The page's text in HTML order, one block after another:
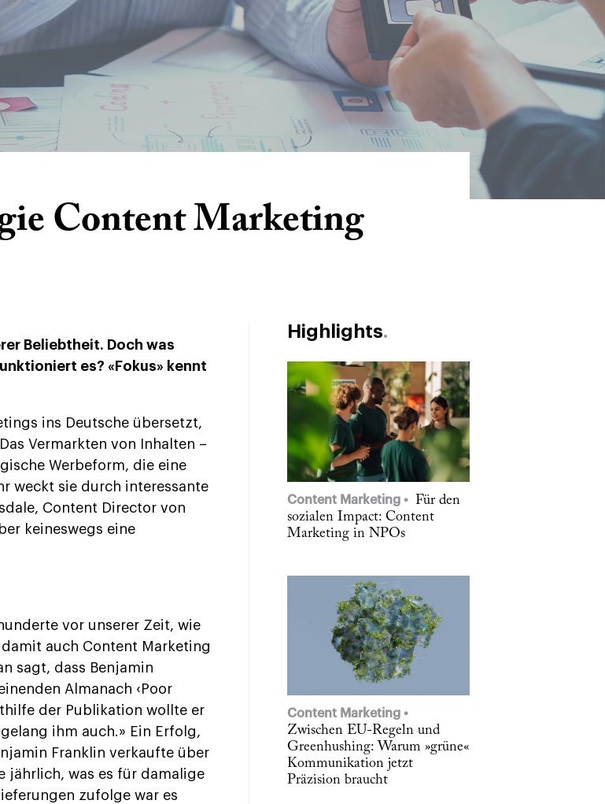
Content Marketing
Beliebtheit. Doch was
es? «Fokus» kennt
ins Deutsche übersetzt,
Vermarkten von Inhalten –
Werbeform, die eine
weckt sie durch interessante
Content Director von
keineswegs eine
vor unserer Zeit, wie
auch Content Marketing
sagt, dass Benjamin
Almanach ‹Poor
der Publikation wollte er
ihm auch.» Ein Erfolg,
Franklin verkaufte über
jährlich, was es für damalige
zufolge war es
Highlights
Content Marketing
Für den
sozialen Impact: Content
Marketing in NPOs
Content Marketing
Zwischen EU-Regeln und
Greenhushing: Warum »grüne«
Kommunikation jetzt
Präzision braucht